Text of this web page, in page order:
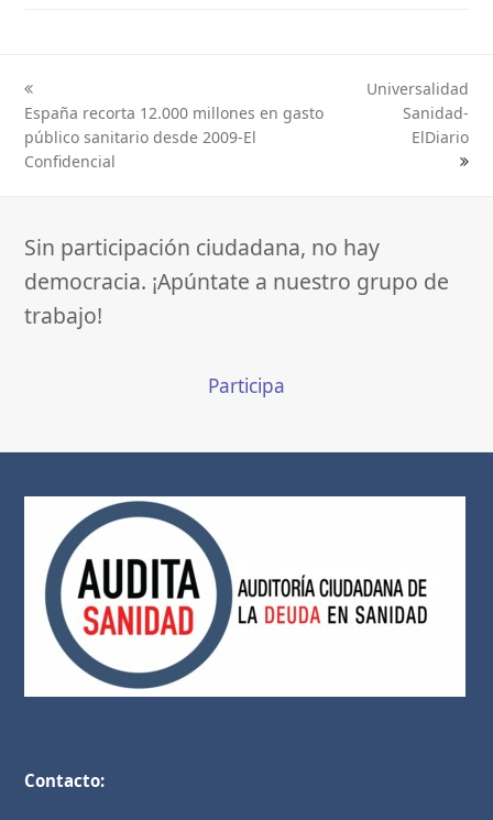
previous
post:
España recorta 12.000 millones en gasto
público sanitario desde 2009-El
Confidencial
Universalidad
Sanidad-
ElDiario
Sin participación ciudadana, no hay
democracia. ¡Apúntate a nuestro grupo de
trabajo!
Participa
Contacto: